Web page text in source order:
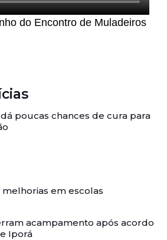
do Encontro de Muladeiros
poucas chances de cura para
em escolas
acampamento após acordo
Iporá